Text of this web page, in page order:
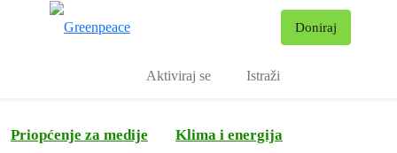
Doniraj
Aktiviraj se Istraži
Priopćenje za medije Klima i energija